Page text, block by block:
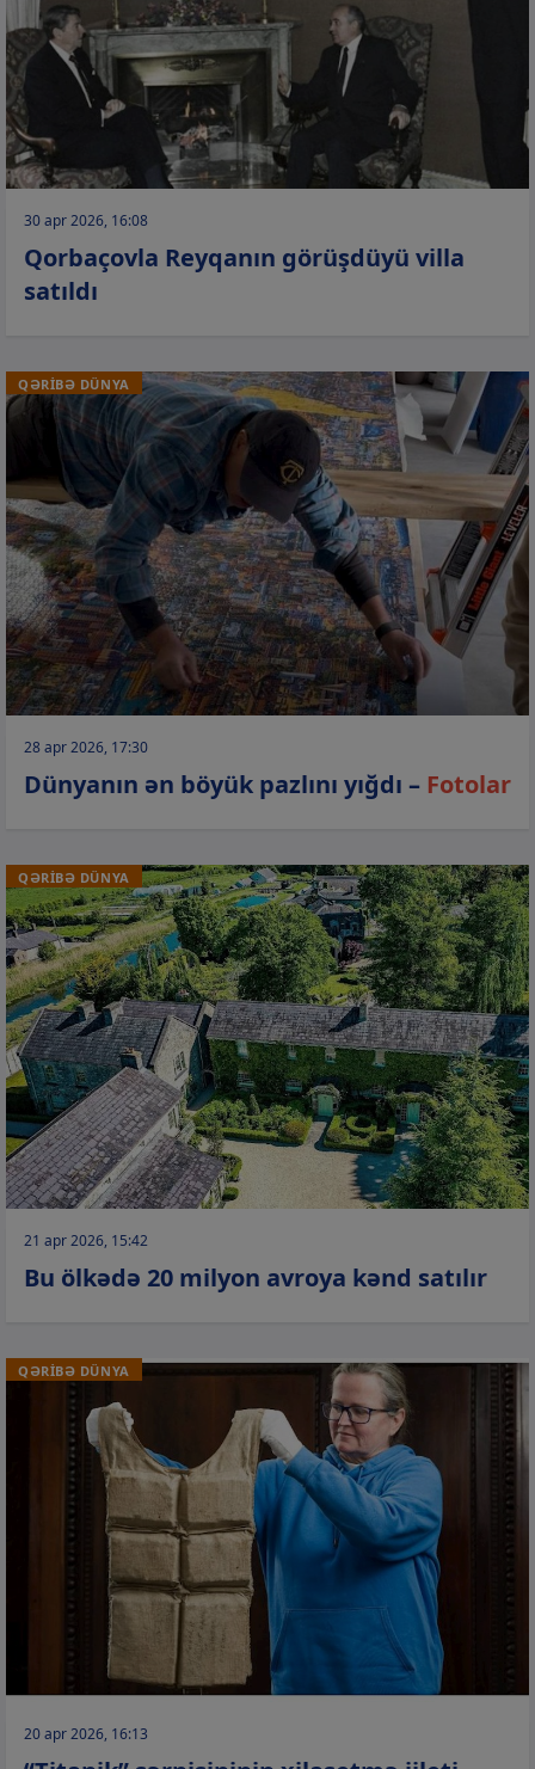
30 apr 2026, 16:08
Qorbaçovla Reyqanın görüşdüyü villa
satıldı
QƏRİBƏ DÜNYA
28 apr 2026, 17:30
Dünyanın ən böyük pazlını yığdı – Fotolar
QƏRİBƏ DÜNYA
21 apr 2026, 15:42
Bu ölkədə 20 milyon avroya kənd satılır
QƏRİBƏ DÜNYA
20 apr 2026, 16:13